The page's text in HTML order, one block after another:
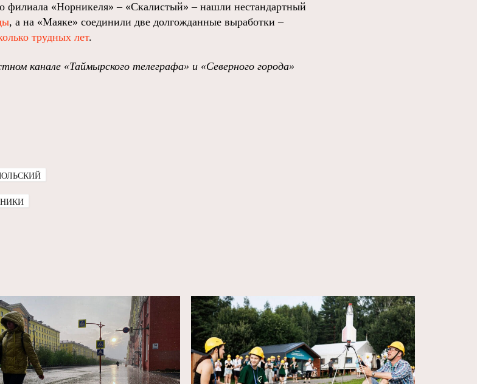
филиала «Норникеля» – «Скалистый» – нашли нестандартный
, а на «Маяке» соединили две долгожданные выработки –
трудных лет.
канале «Таймырского телеграфа» и «Северного города»